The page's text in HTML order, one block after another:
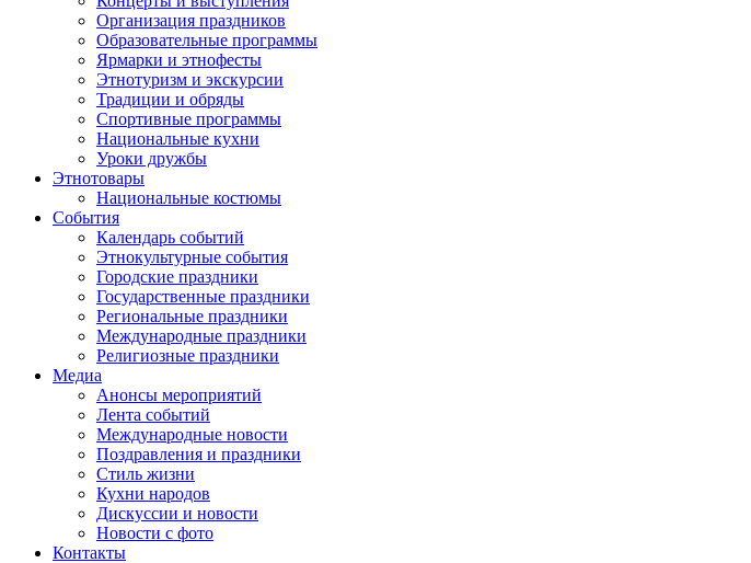
Организация праздников
Образовательные программы
Ярмарки и этнофесты
Этнотуризм и экскурсии
Традиции и обряды
Спортивные программы
Национальные кухни
Уроки дружбы
Этнотовары
Национальные костюмы
События
Календарь событий
Этнокультурные события
Городские праздники
Государственные праздники
Региональные праздники
Международные праздники
Религиозные праздники
Медиа
Анонсы мероприятий
Лента событий
Международные новости
Поздравления и праздники
Cтиль жизни
Кухни народов
Дискуссии и новости
Новости с фото
Контакты